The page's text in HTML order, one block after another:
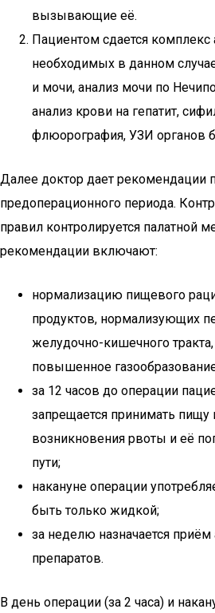
вызывающие её.
Пациентом сдается комплекс
необходимых в данном
и мочи, анализ мочи по
анализ крови на гепатит,
флюорография, УЗИ органов
Далее доктор дает рекомендации
предоперационного периода.
правил контролируется палатной
рекомендации включают:
нормализацию пищевого
продуктов, нормализующих
желудочно-кишечного
повышенное
за 12 часов до операции
запрещается принимать
возникновения рвоты и её
пути;
накануне операции
быть только жидкой;
за неделю назначается
препаратов.
В день операции (за 2 часа) и